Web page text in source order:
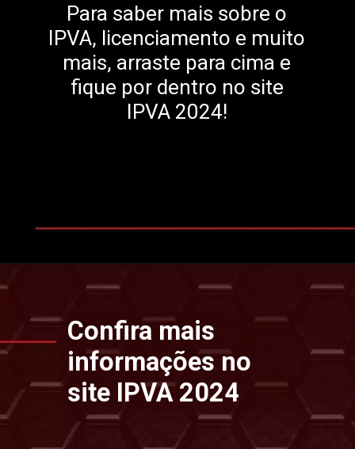
Para saber mais sobre o
IPVA, licenciamento e muito
mais, arraste para cima e
fique por dentro no site
IPVA 2024!
Openinghttps://www.ipvaconsulta.app.br/
Confira mais
informações no
site IPVA 2024